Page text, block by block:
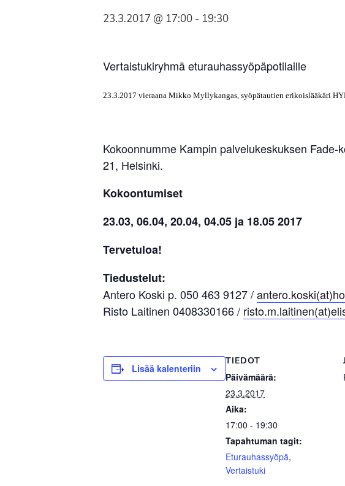
23.3.2017 @ 17:00 - 19:30
Vertaistukiryhmä eturauhassyöpäpotilaille
23.3.2017 vieraana Mikko Myllykangas, syöpätautien erikoislääkäri
Kokoonnumme Kampin palvelukeskuksen
21, Helsinki.
Kokoontumiset
23.03, 06.04, 20.04, 04.05 ja 18.05 2017
Tervetuloa!
Tiedustelut:
Antero Koski p. 050 463 9127 /
Risto Laitinen 0408330166 /
Lisää kalenteriin
TIEDOT
Päivämäärä:
23.3.2017
Aika:
17:00 - 19:30
Tapahtuman tagit:
Eturauhassyöpä,
Vertaistuki